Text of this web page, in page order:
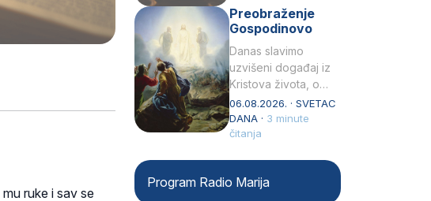
ruke i sav se
Tko će…
Preobraženje
Gospodinovo
Danas slavimo
uzvišeni događaj iz
Kristova života, o
kojem nas izvješćuju
evanđelisti Matej,
Marko i Luka te sveti
06.08.2026. · SVETAC
DANA · 3 minute
čitanja
Program Radio Marija